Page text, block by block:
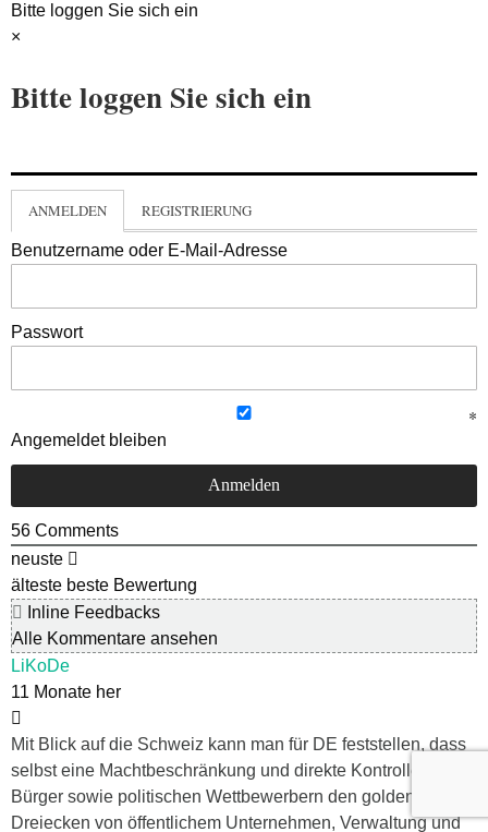
Bitte loggen Sie sich ein
×
Bitte loggen Sie sich ein
ANMELDEN REGISTRIERUNG
Benutzername oder E-Mail-Adresse
Passwort
Angemeldet bleiben
56 Comments
neuste
älteste beste Bewertung
Inline Feedbacks
Alle Kommentare ansehen
LiKoDe
11 Monate her
Mit Blick auf die Schweiz kann man für DE feststellen, dass
selbst eine Machtbeschränkung und direkte Kontrolle durch
Bürger sowie politischen Wettbewerbern den goldenen
Dreiecken von öffentlichem Unternehmen, Verwaltung und